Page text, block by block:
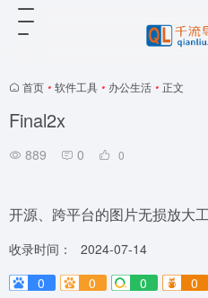
首页 • 软件工具 • 办公生活 • 正文
Final2x
889 0 0
开源、跨平台的图片无损放大
收录时间：
2024-07-14
0
0 0 0